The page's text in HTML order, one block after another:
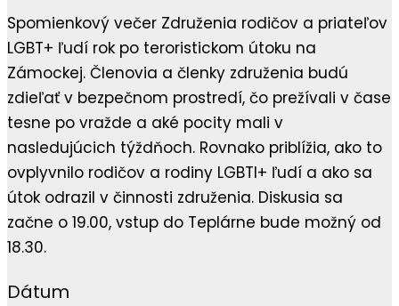
Spomienkový večer Združenia rodičov a priateľov
LGBT+ ľudí rok po teroristickom útoku na
Zámockej. Členovia a členky združenia budú
zdieľať v bezpečnom prostredí, čo prežívali v čase
tesne po vražde a aké pocity mali v
nasledujúcich týždňoch. Rovnako priblížia, ako to
ovplyvnilo rodičov a rodiny LGBTI+ ľudí a ako sa
útok odrazil v činnosti združenia. Diskusia sa
začne o 19.00, vstup do Teplárne bude možný od
18.30.
Dátum